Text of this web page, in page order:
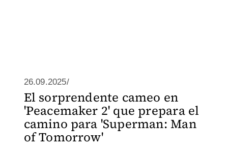
26.09.2025/
El sorprendente cameo en
'Peacemaker 2' que prepara el
camino para 'Superman: Man
of Tomorrow'